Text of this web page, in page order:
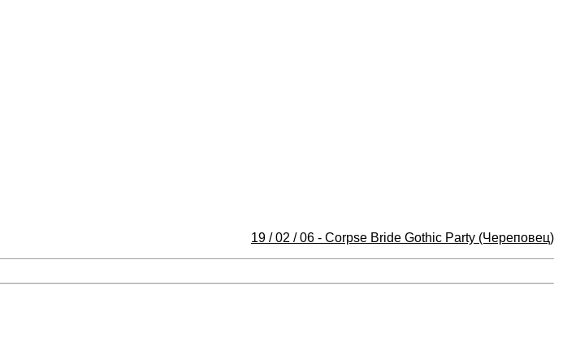
19 / 02 / 06 - Corpse Bride Gothic Party (Череповец)